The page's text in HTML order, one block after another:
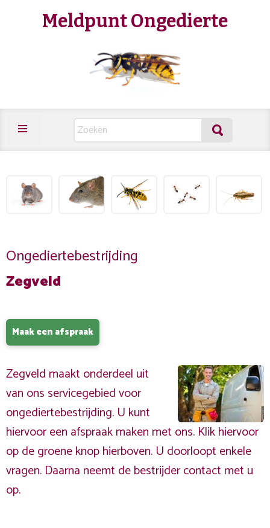
Meldpunt Ongedierte
Ongediertebestrijding
Zegveld
Maak een afspraak
Zegveld maakt onderdeel uit
van ons servicegebied voor
ongediertebestrijding. U kunt
hiervoor een afspraak maken met ons. Klik hiervoor
op de groene knop hierboven. U doorloopt enkele
vragen. Daarna neemt de bestrijder contact met u
op.